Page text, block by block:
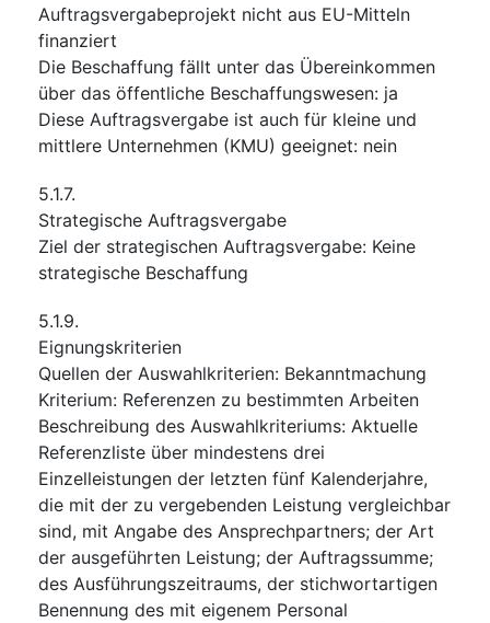
Auftragsvergabeprojekt nicht aus EU-Mitteln
finanziert
Die Beschaffung fällt unter das Übereinkommen
über das öffentliche Beschaffungswesen: ja
Diese Auftragsvergabe ist auch für kleine und
mittlere Unternehmen (KMU) geeignet: nein
5.1.7.
Strategische Auftragsvergabe
Ziel der strategischen Auftragsvergabe: Keine
strategische Beschaffung
5.1.9.
Eignungskriterien
Quellen der Auswahlkriterien: Bekanntmachung
Kriterium: Referenzen zu bestimmten Arbeiten
Beschreibung des Auswahlkriteriums: Aktuelle
Referenzliste über mindestens drei
Einzelleistungen der letzten fünf Kalenderjahre,
die mit der zu vergebenden Leistung vergleichbar
sind, mit Angabe des Ansprechpartners; der Art
der ausgeführten Leistung; der Auftragssumme;
des Ausführungszeitraums, der stichwortartigen
Benennung des mit eigenem Personal